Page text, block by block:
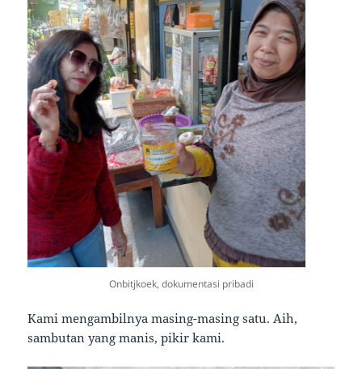
Onbitjkoek, dokumentasi pribadi
Kami mengambilnya masing-masing satu. Aih,
sambutan yang manis, pikir kami.